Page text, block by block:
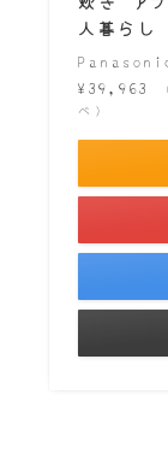
人暮ら
¥39,963
べ）